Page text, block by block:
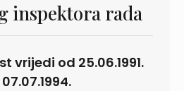
inspektora rada
vrijedi od 25.06.1991.